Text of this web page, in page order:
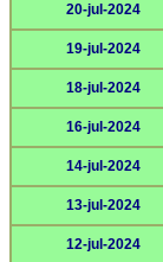
20-jul-2024
19-jul-2024
18-jul-2024
16-jul-2024
14-jul-2024
13-jul-2024
12-jul-2024